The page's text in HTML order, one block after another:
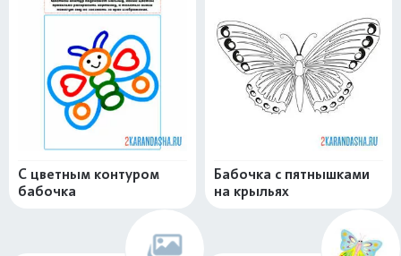
С цветным контуром
бабочка
Бабочка с пятнышками
на крыльях